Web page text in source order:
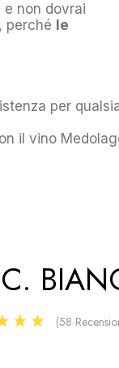
non dovrai
perché le
per
il vino
(58